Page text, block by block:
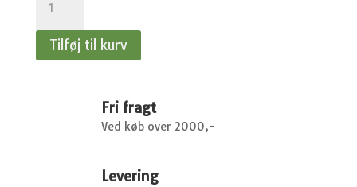
caerulea
Spring
Magic
Tilføj til kurv
Fri fragt
Ved køb over 2000,-
Levering